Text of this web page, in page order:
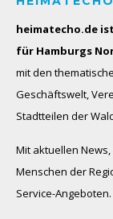
heimatecho.de
für Hamburgs
mit den
Geschäftswelt,
Stadtteilen der
Mit aktuellen
Menschen der
Service-Angeboten.